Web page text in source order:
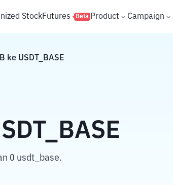
StockFutures Beta Product Campaign
ke USDT_BASE
0 usdt_base.